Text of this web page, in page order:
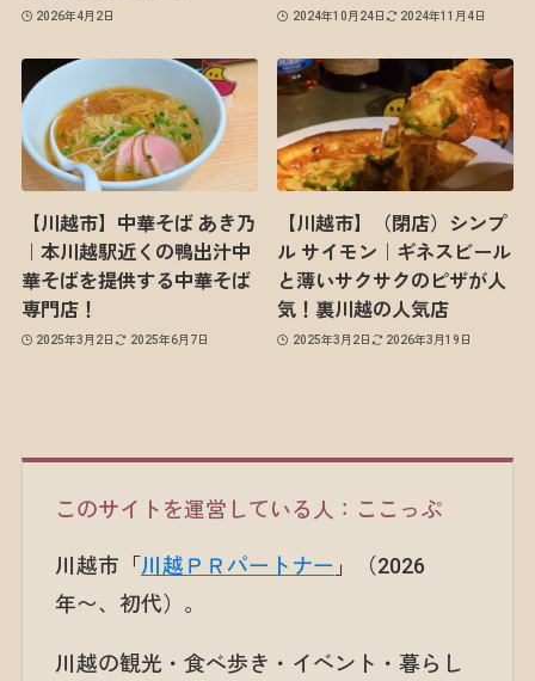
2026年4月2日 2024年10月24日 2024年11月4日
【川越市】中華そば あき乃
｜本川越駅近くの鴨出汁中
華そばを提供する中華そば
専門店！
2025年3月2日 2025年6月7日
【川越市】（閉店）シンプ
ル サイモン｜ギネスビール
と薄いサクサクのピザが人
気！裏川越の人気店
2025年3月2日 2026年3月19日
このサイトを運営している人：ここっぷ
川越市「 川越ＰＲパートナー 」（2026
年〜、初代）。
川越の観光・食べ歩き・イベント・暮らし